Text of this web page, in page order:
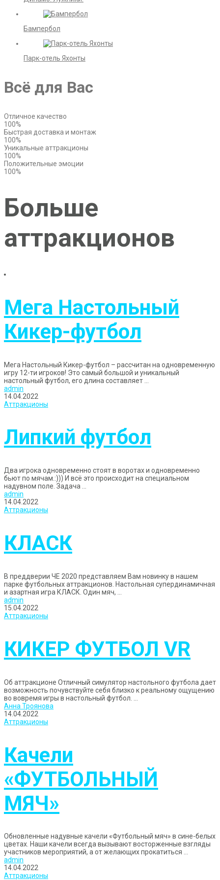
Бампербол
Парк-отель Яхонты
Всё для Вас
Отличное качество
100%
Быстрая доставка и монтаж
100%
Уникальные аттракционы
100%
Положительные эмоции
100%
Больше
аттракционов
Мега Настольный
Кикер-футбол
Мега Настольный Кикер-футбол – рассчитан на одновременную
игру 12-ти игроков! Это самый большой и уникальный
настольный футбол, его длина составляет ...
admin
14.04.2022
Аттракционы
Липкий футбол
Два игрока одновременно стоят в воротах и одновременно
бьют по мячам.:))) И всё это происходит на специальном
надувном поле. Задача ...
admin
14.04.2022
Аттракционы
КЛАСК
В преддверии ЧЕ 2020 представляем Вам новинку в нашем
парке футбольных аттракционов. Настольная супердинамичная
и азартная игра КЛАСК. Один мяч, ...
admin
15.04.2022
Аттракционы
КИКЕР ФУТБОЛ VR
Об аттракционе Отличный симулятор настольного футбола дает
возможность почувствуйте себя близко к реальному ощущению
во вовремя игры в настольный футбол. ...
Анна Троянова
14.04.2022
Аттракционы
Качели
«ФУТБОЛЬНЫЙ
МЯЧ»
Обновленные надувные качели «Футбольный мяч» в сине-белых
цветах. Наши качели всегда вызывают восторженные взгляды
участников мероприятий, а от желающих прокатиться ...
admin
14.04.2022
Аттракционы